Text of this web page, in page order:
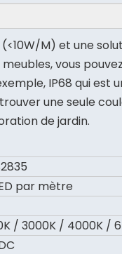
M) et une
vous
IP68 qui est
une seule
de jardin.
par mètre
/ 3000K / 4000K /